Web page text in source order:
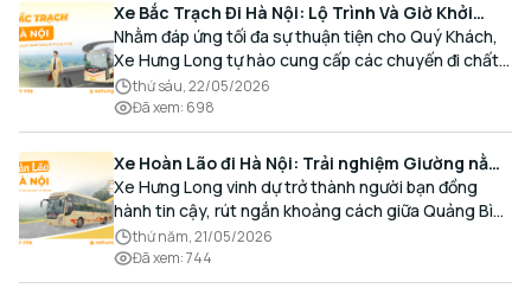
Xe Bắc Trạch Đi Hà Nội: Lộ Trình Và Giờ Khởi
Hành Cùng Xe Hưng Long
Nhằm đáp ứng tối đa sự thuận tiện cho Quý Khách,
Xe Hưng Long tự hào cung cấp các chuyến đi chất
lượng cao, an toàn với lịch trình linh hoạt mỗi ngày.
thứ sáu, 22/05/2026
Đã xem: 698
Xe Hoàn Lão đi Hà Nội: Trải nghiệm Giường nằm
Cao cấp, Đón trả Tận nơi
Xe Hưng Long vinh dự trở thành người bạn đồng
hành tin cậy, rút ngắn khoảng cách giữa Quảng Bình
và Thủ đô bằng chất lượng dịch vụ chuẩn mực.
thứ năm, 21/05/2026
Đã xem:744